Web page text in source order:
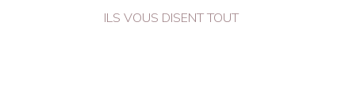
ILS VOUS DISENT TOUT